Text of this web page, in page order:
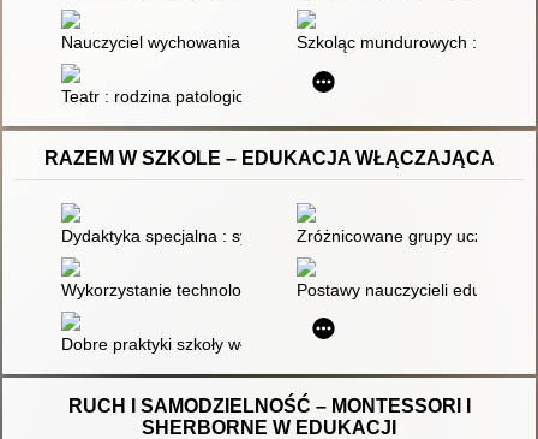
Nauczyciel wychowania przedszkolnego w obliczu przemocy
Szkoląc mundurowych :
Teatr : rodzina patologiczna
RAZEM W SZKOLE – EDUKACJA WŁĄCZAJĄCA
Dydaktyka specjalna : system znaczeń i relacji w
Zróżnicowane grupy uczniów -
Wykorzystanie technologii wspomagających uczniów z
Postawy nauczycieli edukacji
Dobre praktyki szkoły włączającej
RUCH I SAMODZIELNOŚĆ – MONTESSORI I
SHERBORNE W EDUKACJI